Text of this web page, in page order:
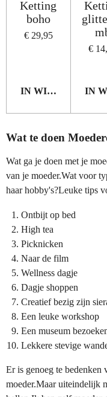
Ketting
boho
€ 29,95
IN
€
IN
Wat te doen
Wat ga je doen met je
van je moeder.Wat voor
haar hobby's?Leuke tips
Ontbijt op bed
High tea
Picknicken
Naar de film
Wellness dagje
Dagje shoppen
Creatief bezig zijn
Een leuke workshop
Een museum
Lekkere stevige
Er is genoeg te bedenken
moeder.Maar uiteindelijk